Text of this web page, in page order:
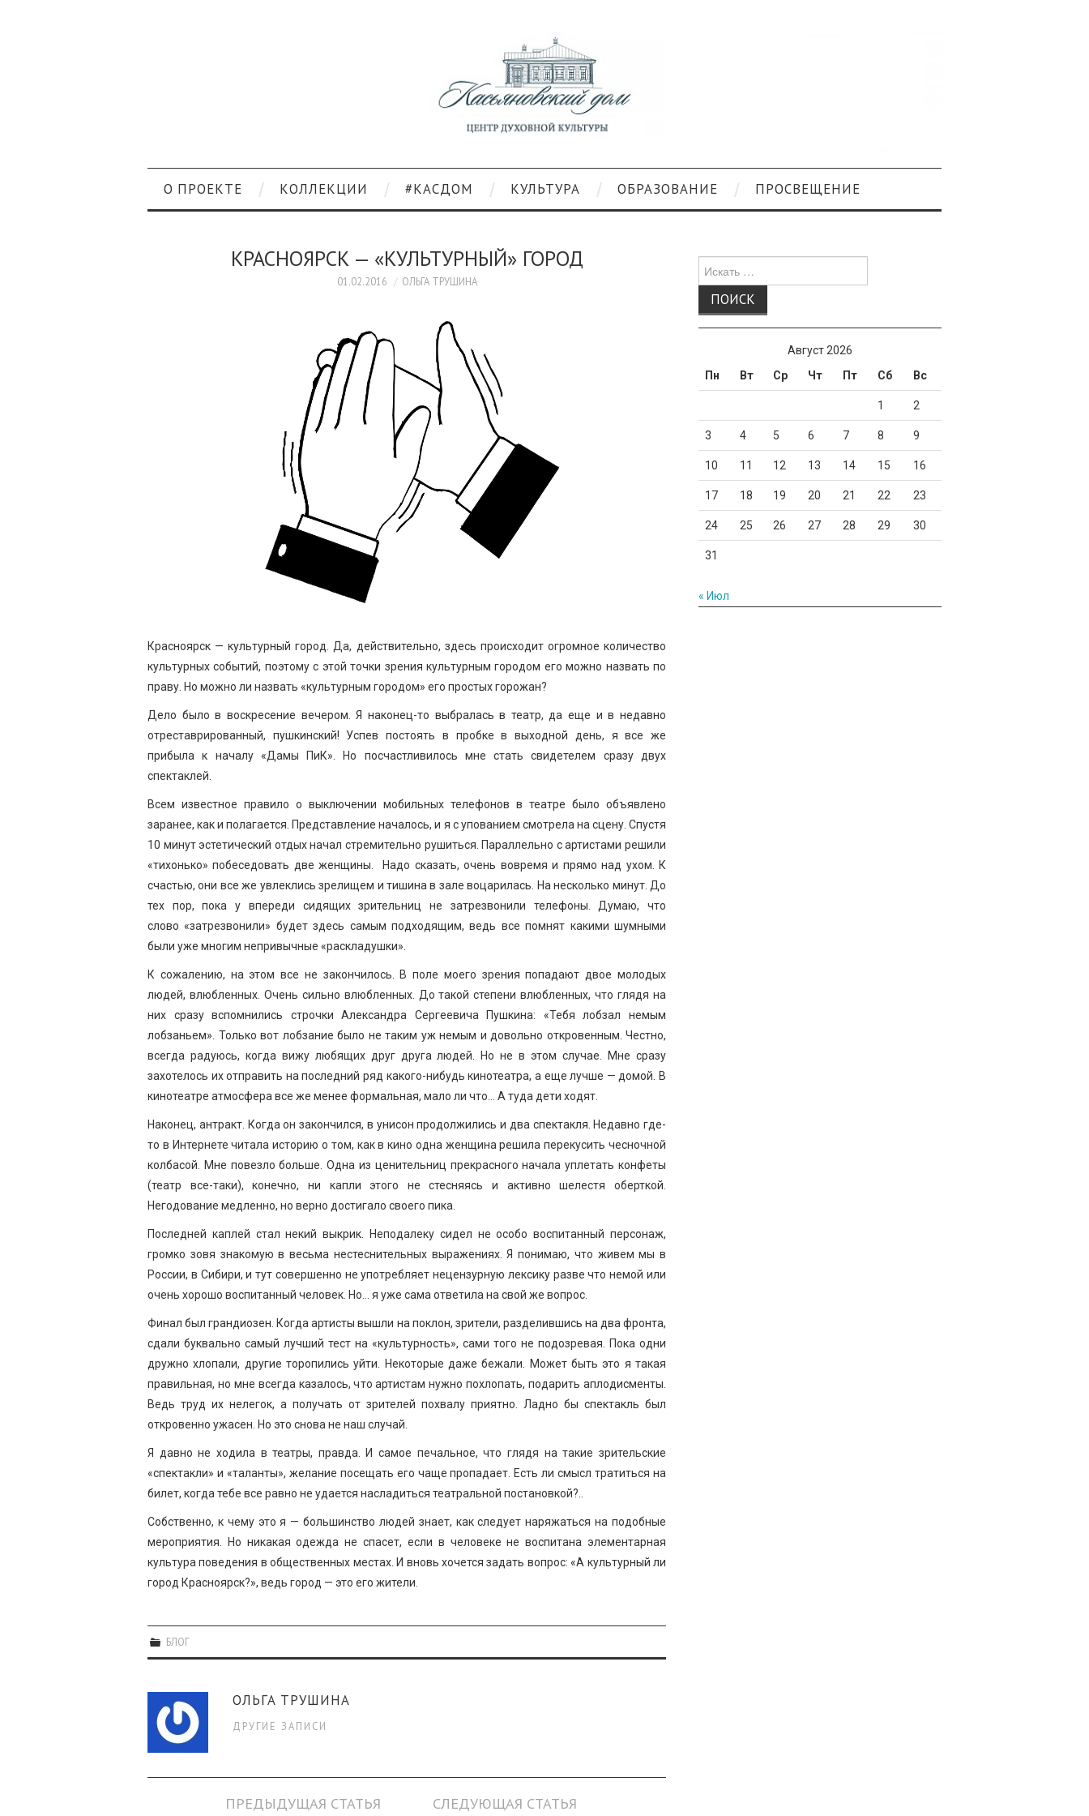
О ПРОЕКТЕ КОЛЛЕКЦИИ #КАСДОМ КУЛЬТУРА ОБРАЗОВАНИЕ ПРОСВЕЩЕНИЕ
КРАСНОЯРСК — «КУЛЬТУРНЫЙ» ГОРОД
01.02.2016 ОЛЬГА ТРУШИНА
Красноярск — культурный город. Да, действительно, здесь происходит огромное количество
культурных событий, поэтому с этой точки зрения культурным городом его можно назвать по
праву. Но можно ли назвать «культурным городом» его простых горожан?
Дело было в воскресение вечером. Я наконец-то выбралась в театр, да еще и в недавно
отреставрированный, пушкинский! Успев постоять в пробке в выходной день, я все же
прибыла к началу «Дамы ПиК». Но посчастливилось мне стать свидетелем сразу двух
спектаклей.
Всем известное правило о выключении мобильных телефонов в театре было объявлено
заранее, как и полагается. Представление началось, и я с упованием смотрела на сцену. Спустя
10 минут эстетический отдых начал стремительно рушиться. Параллельно с артистами решили
«тихонько» побеседовать две женщины. Надо сказать, очень вовремя и прямо над ухом. К
счастью, они все же увлеклись зрелищем и тишина в зале воцарилась. На несколько минут. До
тех пор, пока у впереди сидящих зрительниц не затрезвонили телефоны. Думаю, что
слово «затрезвонили» будет здесь самым подходящим, ведь все помнят какими шумными
были уже многим непривычные «раскладушки».
К сожалению, на этом все не закончилось. В поле моего зрения попадают двое молодых
людей, влюбленных. Очень сильно влюбленных. До такой степени влюбленных, что глядя на
них сразу вспомнились строчки Александра Сергеевича Пушкина: «Тебя лобзал немым
лобзаньем». Только вот лобзание было не таким уж немым и довольно откровенным. Честно,
всегда радуюсь, когда вижу любящих друг друга людей. Но не в этом случае. Мне сразу
захотелось их отправить на последний ряд какого-нибудь кинотеатра, а еще лучше — домой. В
кинотеатре атмосфера все же менее формальная, мало ли что… А туда дети ходят.
Наконец, антракт. Когда он закончился, в унисон продолжились и два спектакля. Недавно где-
то в Интернете читала историю о том, как в кино одна женщина решила перекусить чесночной
колбасой. Мне повезло больше. Одна из ценительниц прекрасного начала уплетать конфеты
(театр все-таки), конечно, ни капли этого не стесняясь и активно шелестя оберткой.
Негодование медленно, но верно достигало своего пика.
Последней каплей стал некий выкрик. Неподалеку сидел не особо воспитанный персонаж,
громко зовя знакомую в весьма нестеснительных выражениях. Я понимаю, что живем мы в
России, в Сибири, и тут совершенно не употребляет нецензурную лексику разве что немой или
очень хорошо воспитанный человек. Но… я уже сама ответила на свой же вопрос.
Финал был грандиозен. Когда артисты вышли на поклон, зрители, разделившись на два фронта,
сдали буквально самый лучший тест на «культурность», сами того не подозревая. Пока одни
дружно хлопали, другие торопились уйти. Некоторые даже бежали. Может быть это я такая
правильная, но мне всегда казалось, что артистам нужно похлопать, подарить аплодисменты.
Ведь труд их нелегок, а получать от зрителей похвалу приятно. Ладно бы спектакль был
откровенно ужасен. Но это снова не наш случай.
Я давно не ходила в театры, правда. И самое печальное, что глядя на такие зрительские
«спектакли» и «таланты», желание посещать его чаще пропадает. Есть ли смысл тратиться на
билет, когда тебе все равно не удается насладиться театральной постановкой?..
Собственно, к чему это я — большинство людей знает, как следует наряжаться на подобные
мероприятия. Но никакая одежда не спасет, если в человеке не воспитана элементарная
культура поведения в общественных местах. И вновь хочется задать вопрос: «А культурный ли
город Красноярск?», ведь город — это его жители.
БЛОГ
ОЛЬГА ТРУШИНА
ДРУГИЕ ЗАПИСИ
НавигацияПРЕДЫДУЩАЯ СТАТЬЯ СЛЕДУЮЩАЯ СТАТЬЯ
для:
Август 2026
Пн
Вт Ср Чт Пт Сб Вс
1 2
3 4 5 6 7 8 9
10 11 12 13 14 15 16
17 18 19 20 21 22 23
24 25 26 27 28 29 30
31
« Июл